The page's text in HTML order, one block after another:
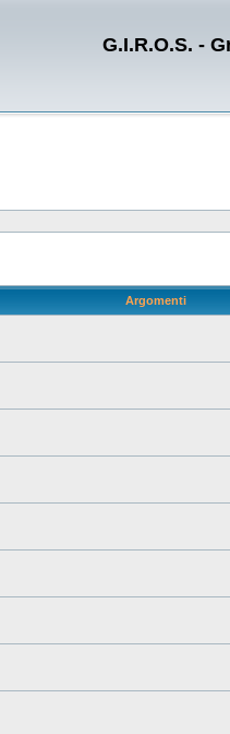
G.I.R.O.S. -
Argomenti